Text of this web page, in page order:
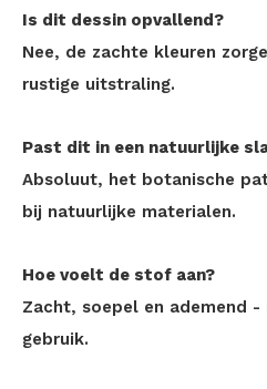
Is dit dessin opvallend?
Nee, de zachte kleuren
rustige uitstraling.
Past dit in een natuurlijke
Absoluut, het botanische
bij natuurlijke materialen.
Hoe voelt de stof aan?
Zacht, soepel en ademend
gebruik.